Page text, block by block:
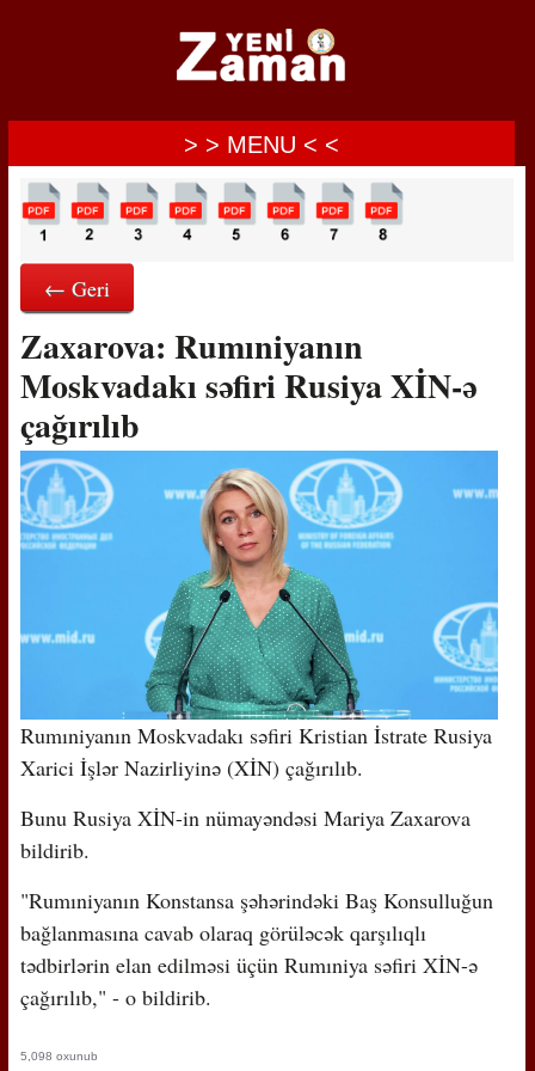
> > MENU < <
← Geri
Zaxarova: Rumıniyanın
Moskvadakı səfiri Rusiya XİN-ə
çağırılıb
Rumıniyanın Moskvadakı səfiri Kristian İstrate Rusiya
Xarici İşlər Nazirliyinə (XİN) çağırılıb.
Bunu Rusiya XİN-in nümayəndəsi Mariya Zaxarova
bildirib.
"Rumıniyanın Konstansa şəhərindəki Baş Konsulluğun
bağlanmasına cavab olaraq görüləcək qarşılıqlı
tədbirlərin elan edilməsi üçün Rumıniya səfiri XİN-ə
çağırılıb," - o bildirib.
5,098 oxunub